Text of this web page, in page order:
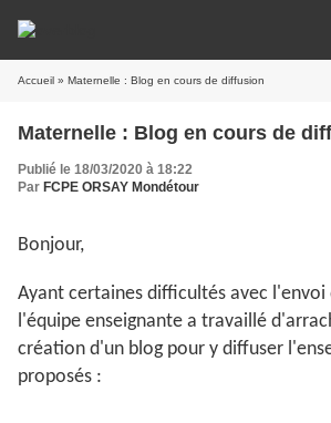
Accueil » Maternelle : Blog en cours de diffusion
Maternelle : Blog en cours de
Publié le 18/03/2020 à 18:22
Par FCPE ORSAY Mondétour
Bonjour,
Ayant certaines difficultés avec l'envoi
l'équipe enseignante a travaillé
création d'un blog pour y diffuser
proposés :